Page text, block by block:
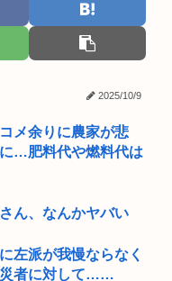
2025/10/9
メ余りに農家が悲
…肥料代や燃料代は
ん、なんかヤバい
左派が我慢ならなく
災者に対して……